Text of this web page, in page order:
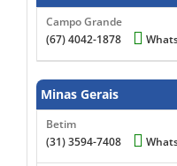
Campo Grande
(67) 4042-1878
Minas Gerais
Betim
(31) 3594-7408